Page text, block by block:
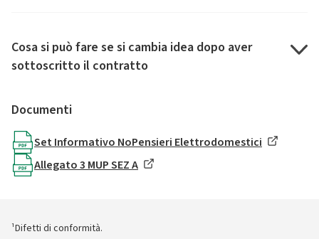
Cosa si può fare se si cambia idea dopo aver
sottoscritto il contratto
Documenti
Set Informativo NoPensieri Elettrodomestici
Allegato 3 MUP SEZ A
¹Difetti di conformità.